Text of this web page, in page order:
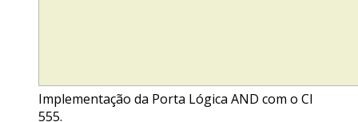
Implementação da Porta Lógica AND com o CI
555.